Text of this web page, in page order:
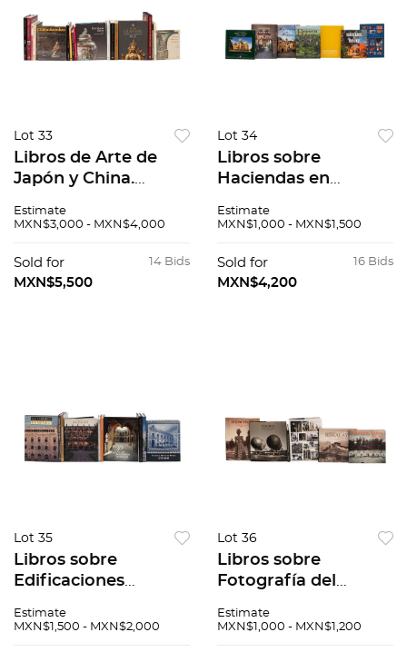
Lot 33
Libros de Arte de
Japón y China.
Imperial Japan arts
from the Khalili
Collection. Piezas: 18.
Estimate
MXN$3,000 - MXN$4,000
14 Bids
Sold for
MXN$5,500
Lot 34
Libros sobre
Haciendas en
de México Yucatán /
tiempos Haciendas
de Chihuahua.
Estimate
MXN$1,000 - MXN$1,500
16 Bids
Sold for
MXN$4,200
Lot 35
Libros sobre
Edificaciones
en México / El
Estimate
MXN$1,500 - MXN$2,000
Lot 36
Libros sobre
Fotografía del
Colonial. Fotografías
Estimate
MXN$1,000 - MXN$1,200